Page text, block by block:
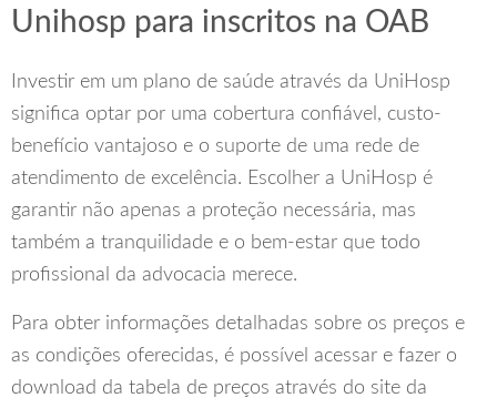
Unihosp para inscritos na OAB
Investir em um plano de saúde através da UniHosp
significa optar por uma cobertura confiável, custo-
benefício vantajoso e o suporte de uma rede de
atendimento de excelência. Escolher a UniHosp é
garantir não apenas a proteção necessária, mas
também a tranquilidade e o bem-estar que todo
profissional da advocacia merece.
Para obter informações detalhadas sobre os preços e
as condições oferecidas, é possível acessar e fazer o
download da tabela de preços através do site da